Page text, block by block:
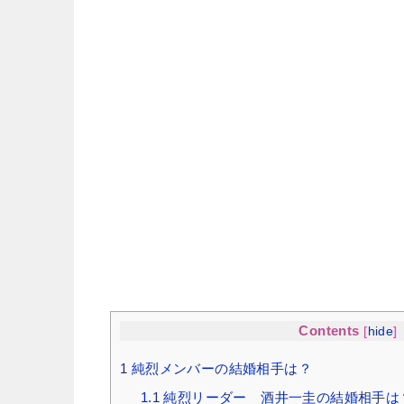
Contents [ hide]
1 純烈メンバーの結婚相手は？
1.1 純烈リーダー 酒井一圭の結婚相手は